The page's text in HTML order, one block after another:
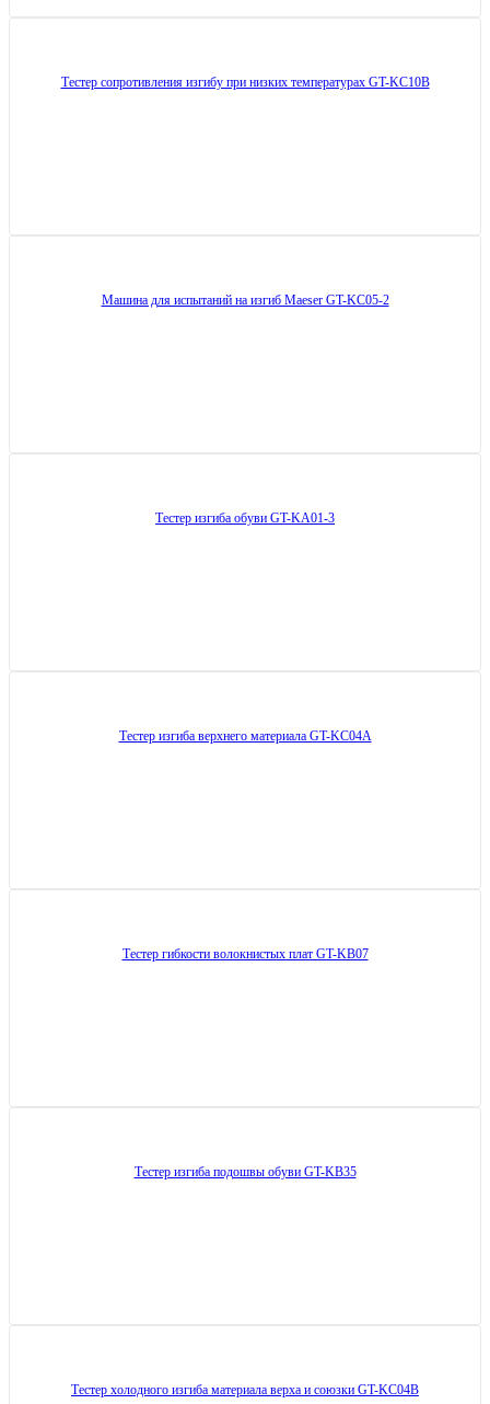
Тестер сопротивления изгибу при низких температурах GT-KC10B
Машина для испытаний на изгиб Maeser GT-KC05-2
Тестер изгиба обуви GT-KA01-3
Тестер изгиба верхнего материала GT-KC04A
Тестер гибкости волокнистых плат GT-KB07
Тестер изгиба подошвы обуви GT-KB35
Тестер холодного изгиба материала верха и союзки GT-KC04B